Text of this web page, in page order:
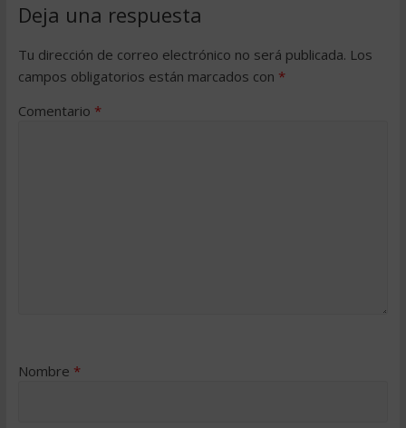
Deja una respuesta
Tu dirección de correo electrónico no será publicada. Los
campos obligatorios están marcados con *
Comentario *
Nombre *